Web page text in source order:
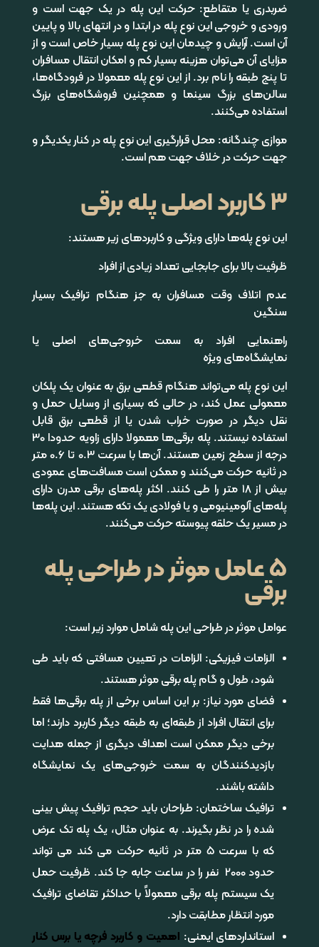
ضربدری یا متقاطع: حرکت این پله در یک جهت است و
ورودی و خروجی این نوع پله در ابتدا و در انتهای بالا و پایین
آن است. آرایش و چیدمان این نوع پله بسیار خاص است و از
مزایای آن می‌توان هزینه بسیار کم و امکان انتقال مسافران
تا پنج طبقه را نام برد. از این نوع پله معمولا در فرودگاه‌ها،
سالن‌های بزرگ سینما و همچنین فروشگاه‌های بزرگ
استفاده می‌کنند.
موازی چندگانه: محل قرارگیری این نوع پله در کنار یکدیگر و
جهت حرکت در خلاف جهت هم است.
3 کاربرد اصلی پله برقی
این نوع پله‌ها دارای ویژگی و کاربردهای زیر هستند:
ظرفیت بالا برای جابجایی تعداد زیادی از افراد
عدم اتلاف وقت مسافران به جز هنگام ترافیک بسیار
سنگین
راهنمایی افراد به سمت خروجی‌های اصلی یا
نمایشگاه‌های ویژه
این نوع پله می‌تواند هنگام قطعی برق به عنوان یک پلکان
معمولی عمل کند، در حالی که بسیاری از وسایل حمل و
نقل دیگر در صورت خراب شدن یا از قطعی برق قابل
استفاده نیستند. پله برقی‌ها معمولا دارای زاویه حدودا 30
درجه از سطح زمین هستند. آن‌ها با سرعت 0.3 تا 0.6 متر
در ثانیه حرکت می‌کنند و ممکن است مسافت‌های عمودی
بیش از 18 متر را طی کنند. اکثر پله‌های برقی مدرن دارای
پله‌های آلومینیومی و یا فولادی یک تکه هستند. این پله‌ها
در مسیر یک حلقه پیوسته حرکت می‌کنند.
5 عامل موثر در طراحی پله
برقی
عوامل موثر در طراحی این پله شامل موارد زیر است:
الزامات فیزیکی: الزامات در تعیین مسافتی که باید طی
شود، طول و گام پله برقی موثر هستند.
فضای مورد نیاز: بر این اساس برخی از پله برقی‌ها فقط
برای انتقال افراد از طبقه‌ای به طبقه دیگر کاربرد دارند؛ اما
برخی دیگر ممکن است اهداف دیگری از جمله هدایت
بازدیدکنندگان به سمت خروجی‌های یک نمایشگاه
داشته باشند.
ترافیک ساختمان: طراحان باید حجم ترافیک پیش بینی
شده را در نظر بگیرند. به عنوان مثال، یک پله تک عرض
که با سرعت 5 متر در ثانیه حرکت می کند می تواند
حدود 2000 نفر را در ساعت جابه جا کند. ظرفیت حمل
یک سیستم پله برقی معمولاً با حداکثر تقاضای ترافیک
مورد انتظار مطابقت دارد.
استاندارد‌های ایمنی: اهمیت و کاربرد فرچه یا برس کنار